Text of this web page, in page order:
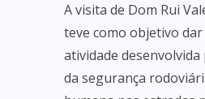
A visita de Dom Rui
teve como objetivo
atividade
da segurança